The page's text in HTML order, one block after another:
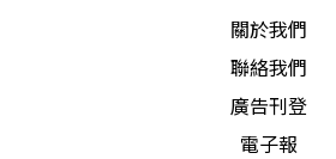
關於我們
聯絡我們
廣告刊登
電子報